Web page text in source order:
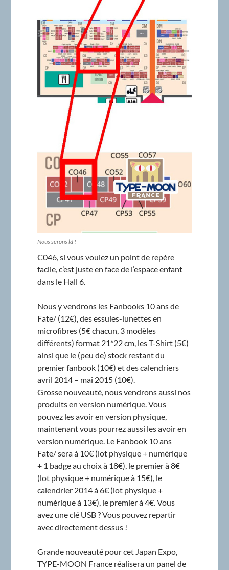
Nous serons là !
C046, si vous voulez un point de repère
facile, c’est juste en face de l’espace enfant
dans le Hall 6.
Nous y vendrons les Fanbooks 10 ans de
Fate/ (12€), des essuies-lunettes en
microfibres (5€ chacun, 3 modèles
différents) format 21*22 cm, les T-Shirt (5€)
ainsi que le (peu de) stock restant du
premier fanbook (10€) et des calendriers
avril 2014 – mai 2015 (10€).
Grosse nouveauté, nous vendrons aussi nos
produits en version numérique. Vous
pouvez les avoir en version physique,
maintenant vous pourrez aussi les avoir en
version numérique. Le Fanbook 10 ans
Fate/ sera à 10€ (lot physique + numérique
+ 1 badge au choix à 18€), le premier à 8€
(lot physique + numérique à 15€), le
calendrier 2014 à 6€ (lot physique +
numérique à 13€), le premier à 4€. Vous
avez une clé USB ? Vous pouvez repartir
avec directement dessus !
Grande nouveauté pour cet Japan Expo,
TYPE-MOON France réalisera un panel de